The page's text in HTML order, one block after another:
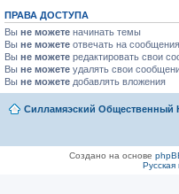
ю
ПРАВА ДОСТУПА
Вы не можете начинать темы
Вы не можете отвечать на сообщения
Вы не можете редактировать свои
Вы не можете удалять свои
Вы не можете добавлять вложения
Силламяэский Общественный
Создано на основе